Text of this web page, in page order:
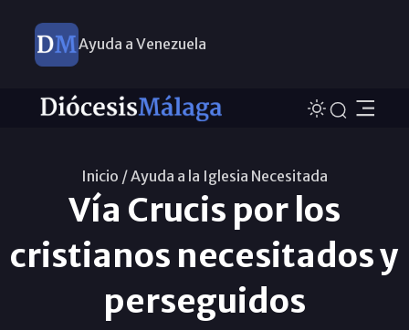
Ayuda a Venezuela
Inicio /Ayuda a la Iglesia Necesitada
Vía Crucis por los
cristianos necesitados y
perseguidos